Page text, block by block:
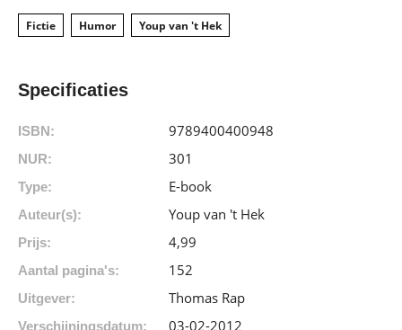
Fictie Humor Youp van 't Hek
Specificaties
ISBN: 9789400400948
NUR: 301
Type: E-book
Auteur(s): Youp van 't Hek
Prijs: 4,99
Aantal pagina's: 152
Uitgever: Thomas Rap
Verschijningsdatum: 03-02-2012